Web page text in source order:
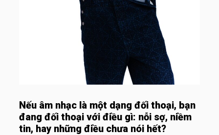
Nếu âm nhạc là một dạng đối thoại, bạn
đang đối thoại với điều gì: nỗi sợ, niềm
tin, hay những điều chưa nói hết?